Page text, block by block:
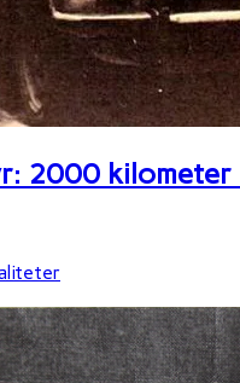
2000 kilometer